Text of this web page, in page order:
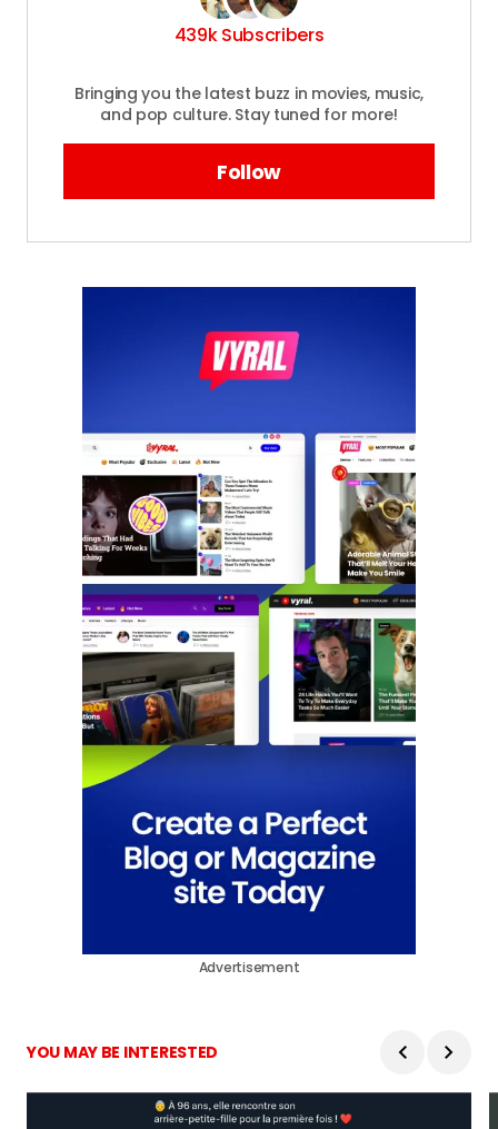
439k Subscribers
Bringing you the latest buzz in movies, music,
and pop culture. Stay tuned for more!
Follow
Advertisement
YOU MAY BE INTERESTED